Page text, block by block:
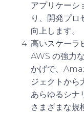
アプリケーシ
り、開発プロ
向上します。
高いスケーラ
AWS の強力
かげで、
ジェクトから
あらゆるシナ
さまざまな規